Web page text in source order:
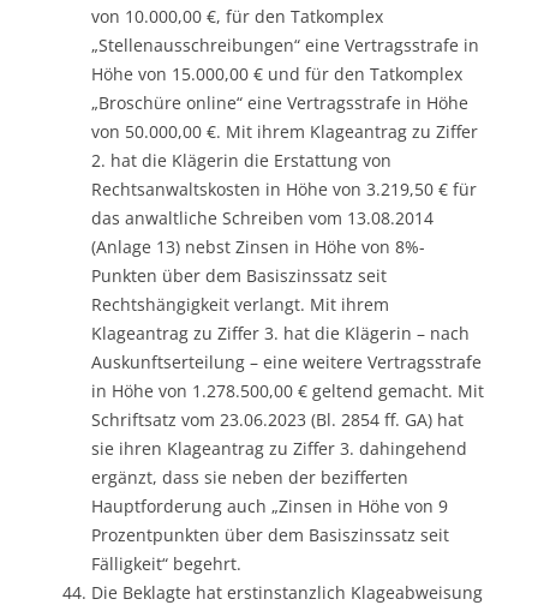
von 10.000,00 €, für den Tatkomplex
„Stellenausschreibungen“ eine Vertragsstrafe in
Höhe von 15.000,00 € und für den Tatkomplex
„Broschüre online“ eine Vertragsstrafe in Höhe
von 50.000,00 €. Mit ihrem Klageantrag zu Ziffer
2. hat die Klägerin die Erstattung von
Rechtsanwaltskosten in Höhe von 3.219,50 € für
das anwaltliche Schreiben vom 13.08.2014
(Anlage 13) nebst Zinsen in Höhe von 8%-
Punkten über dem Basiszinssatz seit
Rechtshängigkeit verlangt. Mit ihrem
Klageantrag zu Ziffer 3. hat die Klägerin – nach
Auskunftserteilung – eine weitere Vertragsstrafe
in Höhe von 1.278.500,00 € geltend gemacht. Mit
Schriftsatz vom 23.06.2023 (Bl. 2854 ff. GA) hat
sie ihren Klageantrag zu Ziffer 3. dahingehend
ergänzt, dass sie neben der bezifferten
Hauptforderung auch „Zinsen in Höhe von 9
Prozentpunkten über dem Basiszinssatz seit
Fälligkeit“ begehrt.
Die Beklagte hat erstinstanzlich Klageabweisung